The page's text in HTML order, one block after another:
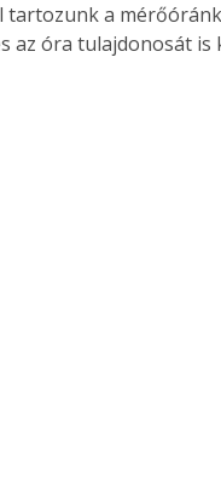
tartozunk a
az óra tulajdonosát is